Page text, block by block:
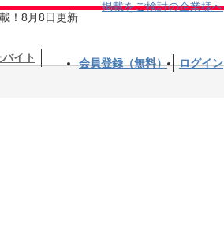
！8月8日更新
掲載をご検討の企業様へ
イト 会員登録（無料） ログイン